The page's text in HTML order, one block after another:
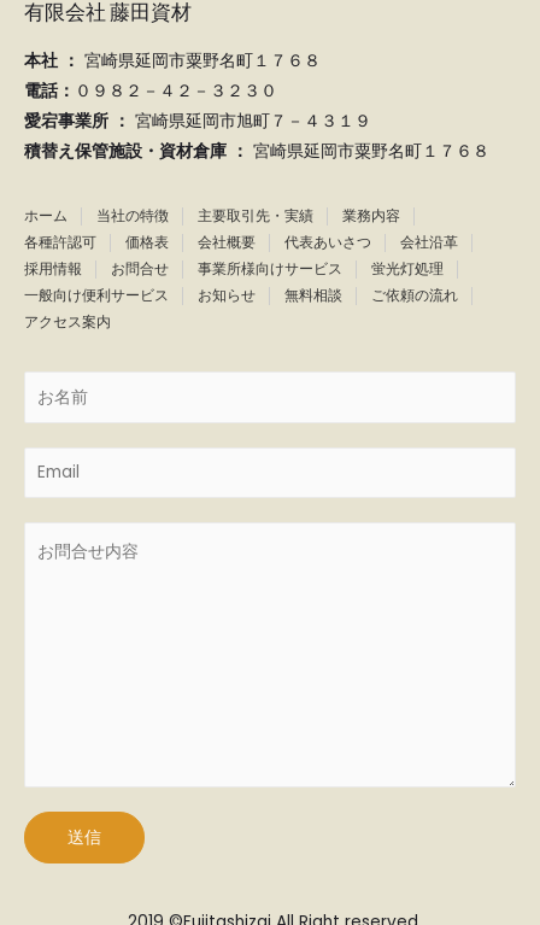
有限会社 藤田資材
本社 ： 宮崎県延岡市粟野名町１７６８
電話： ０９８２－４２－３２３０
愛宕事業所 ： 宮崎県延岡市旭町７－４３１９
積替え保管施設・資材倉庫 ： 宮崎県延岡市粟野名町１７６８
ホーム 当社の特徴 主要取引先・実績
業務内容
各種許認可
価格表 会社概要 代表あいさつ
会社沿革
採用情報
お問合せ 事業所様向けサービス
蛍光灯処理
一般向け便利サービス
お知らせ 無料相談
ご依頼の流れ
アクセス案内
送信